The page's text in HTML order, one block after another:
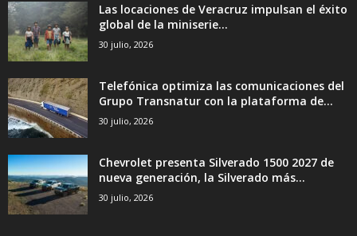
Las locaciones de Veracruz impulsan el éxito
global de la miniserie...
30 julio, 2026
Telefónica optimiza las comunicaciones del
Grupo Transnatur con la plataforma de...
30 julio, 2026
Chevrolet presenta Silverado 1500 2027 de
nueva generación, la Silverado más...
30 julio, 2026